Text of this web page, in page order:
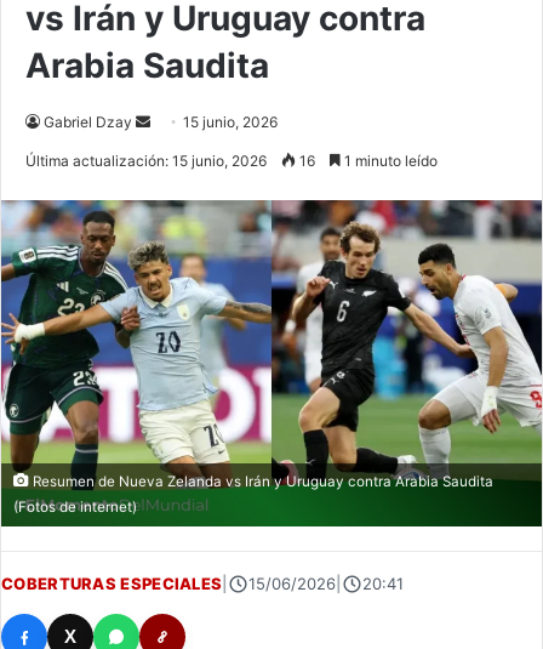
vs Irán y Uruguay contra
Arabia Saudita
Gabriel Dzay
Send
an
15 junio, 2026
Última actualización: 15 junio, 2026 16 1 minuto leído
Resumen de Nueva Zelanda vs Irán y Uruguay contra Arabia Saudita
(Fotos de internet)
COBERTURAS ESPECIALES 15/06/2026 20:41
X